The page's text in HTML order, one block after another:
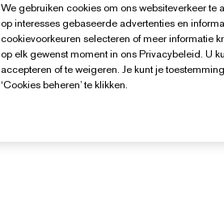
We gebruiken cookies om ons websiteverkeer te
op interesses gebaseerde advertenties en
cookievoorkeuren selecteren of meer informatie
op elk gewenst moment in ons Privacybeleid. U
accepteren of te weigeren. Je kunt je
‘Cookies beheren’ te klikken.